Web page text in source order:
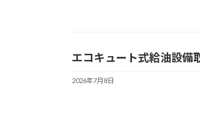
エコキュート式給油設備
2026年7月8日